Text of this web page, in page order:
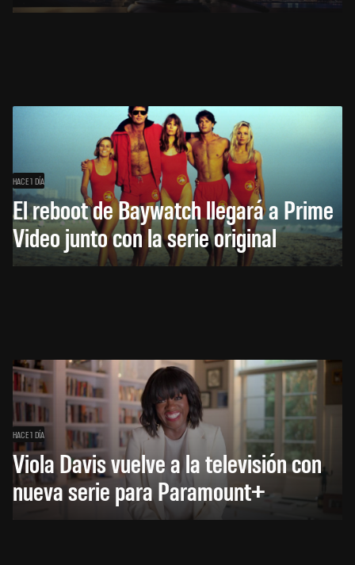
HACE 1 DÍA
El reboot de Baywatch llegará a Prime
Video junto con la serie original
HACE 1 DÍA
Viola Davis vuelve a la televisión con
nueva serie para Paramount+